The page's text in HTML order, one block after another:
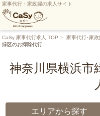
家事代行・家政婦の求人サイト
CaSy 家事代行求人 TOP 家事代行･家
緑区のお掃除代行
神奈川県横浜市
エリアから探す